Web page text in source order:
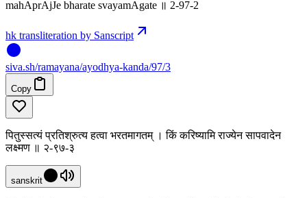
mahAprAjJe bharate svayamAgate ॥ 2-97-2
hk transliteration by Sanscript
siva.sh/ramayana/ayodhya-kanda/97/3
Copy
पितुस्सत्यं प्रतिश्रुत्य हत्वा भरतमागतम् । किं करिष्यामि राज्येन सापवादेन
लक्ष्मण ॥ २-९७-३
sanskrit